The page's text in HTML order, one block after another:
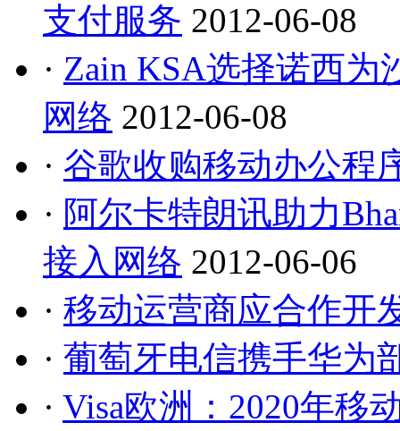
支付服务 2012-06-08
· Zain KSA选择诺西为
网络 2012-06-08
· 谷歌收购移动办公程
· 阿尔卡特朗讯助力
接入网络 2012-06-06
· 移动运营商应合作开
· 葡萄牙电信携手华为
· Visa欧洲：2020年移